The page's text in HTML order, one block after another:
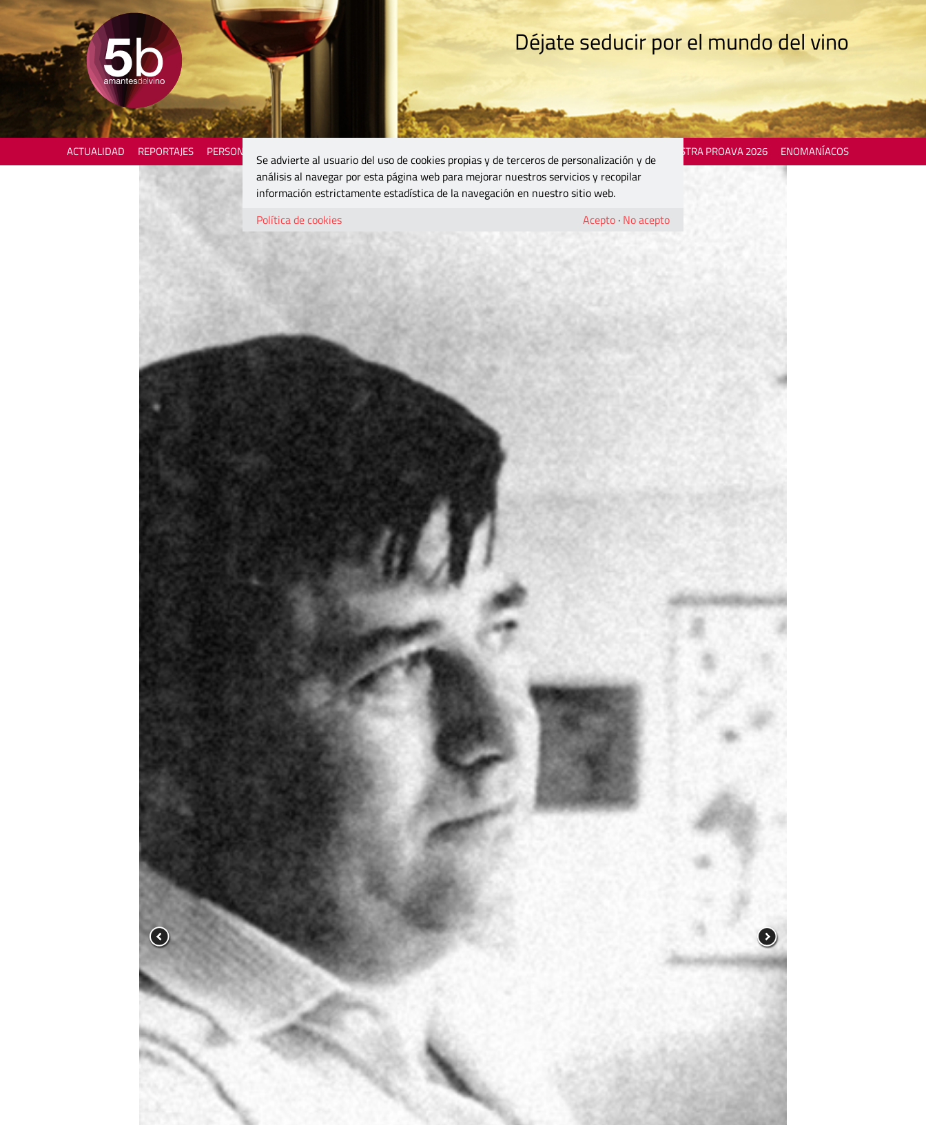
Déjate seducir por el mundo del vino
ACTUALIDAD REPORTAJES PERSONAJES MOSTRA PROAVA 2026 ENOMANÍACOS
Se advierte al usuario del uso de cookies propias y de terceros de personalización y de
análisis al navegar por esta página web para mejorar nuestros servicios y recopilar
información estrictamente estadística de la navegación en nuestro sitio web.
Política de cookies
Acepto · No acepto